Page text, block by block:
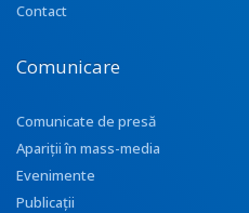
Contact
Comunicare
Comunicate de presă
Apariţii în mass-media
Evenimente
Publicații